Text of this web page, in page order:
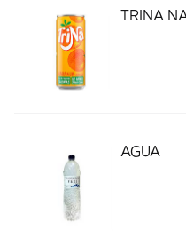
TRINA
AGUA